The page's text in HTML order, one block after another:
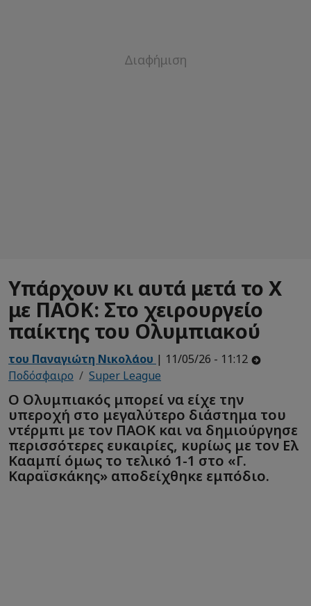
Υπάρχουν κι αυτά μετά το Χ
με ΠΑΟΚ: Στο χειρουργείο
παίκτης του Ολυμπιακού
του Παναγιώτη Νικολάου | 11/05/26 - 11:12
Ποδόσφαιρο
Super League
Ο Ολυμπιακός μπορεί να είχε την
υπεροχή στο μεγαλύτερο διάστημα του
ντέρμπι με τον ΠΑΟΚ και να δημιούργησε
περισσότερες ευκαιρίες, κυρίως με τον Ελ
Κααμπί όμως το τελικό 1-1 στο «Γ.
Καραϊσκάκης» αποδείχθηκε εμπόδιο.